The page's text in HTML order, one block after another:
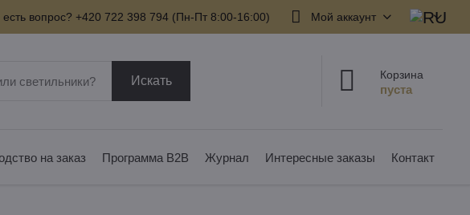
есть вопрос? +420 722 398 794​ (Пн-Пт 8:00-16:00) Мой аккаунт
Искать Корзина
на заказ Программа B2B Журнал Интересные заказы Контакт